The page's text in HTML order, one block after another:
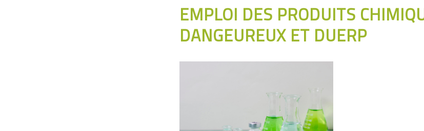
EMPLOI DES PRODUITS
DANGEUREUX ET DUERP